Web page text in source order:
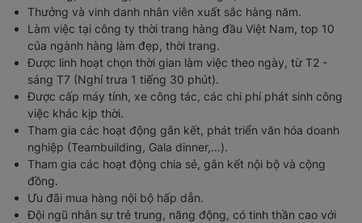
Thưởng và vinh danh nhân viên xuất sắc hàng năm.
Làm việc tại công ty thời trang hàng đầu Việt Nam, top 10
của ngành hàng làm đẹp, thời trang.
Được linh hoạt chọn thời gian làm việc theo ngày, từ T2 -
sáng T7 (Nghỉ trưa 1 tiếng 30 phút).
Được cấp máy tính, xe công tác, các chi phí phát sinh công
việc khác kịp thời.
Tham gia các hoạt động gắn kết, phát triển văn hóa doanh
nghiệp (Teambuilding, Gala dinner,...).
Tham gia các hoạt động chia sẻ, gắn kết nội bộ và cộng
đồng.
Ưu đãi mua hàng nội bộ hấp dẫn.
Đội ngũ nhân sự trẻ trung, năng động, có tinh thần cao với